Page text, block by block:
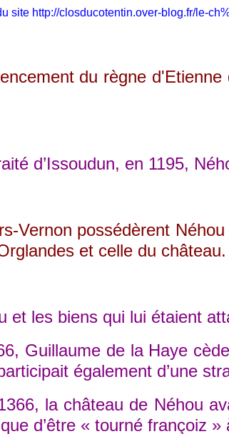
site http://closducotentin.over-blog.fr/le-
du règne d'Etienne
d’Issoudun, en 1195,
possédèrent Néhou
et celle du
les biens qui lui étaient
Guillaume de la Haye cède
également d’une
la château de Néhou
d’être « tourné françoiz